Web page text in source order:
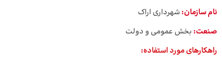
نام سازمان:شهرداری اراک
صنعت: بخش عمومی و دولت
راهکارهای مورد استفاده: